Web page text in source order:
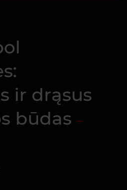
ir drąsus
būdas